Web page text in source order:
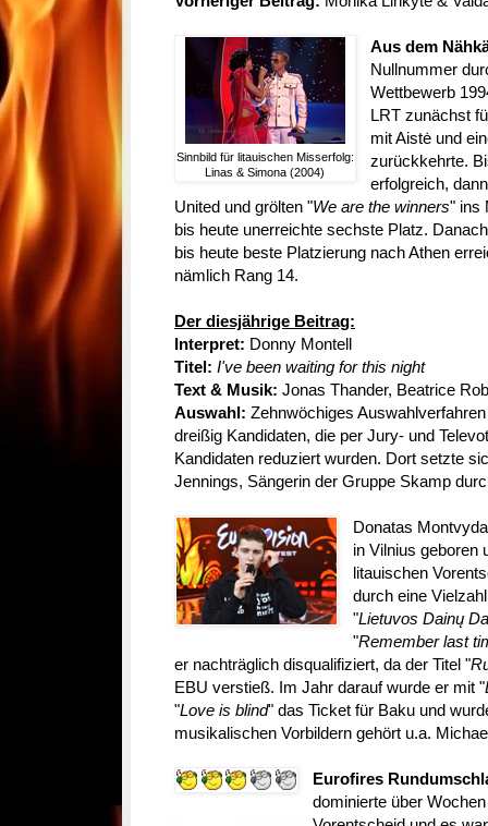
Sinnbild für litauischen Misserfolg:
Linas & Simona (2004)
Aus dem
Nullnummer
Wettbewerb
LRT zunächst
mit Aistė und
zurückkehrte.
erfolgreich,
United und grölten "We are the winners" ins
bis heute unerreichte sechste Platz.
bis heute beste Platzierung nach Athen
nämlich Rang 14.
Der diesjährige Beitrag:
Interpret: Donny Montell
Titel: I've been waiting for this night
Text & Musik: Jonas Thander, Beatrice
Auswahl: Zehnwöchiges
dreißig Kandidaten, die per Jury- und
Kandidaten reduziert wurden. Dort setzte
Jennings, Sängerin der Gruppe Skamp
Donatas
in Vilnius geboren
litauischen
durch eine
"Lietuvos Dainų
"Remember last
er nachträglich disqualifiziert, da der Titel "
EBU verstieß. Im Jahr darauf wurde er mit "
"Love is blind" das Ticket für Baku und
musikalischen Vorbildern gehört u.a.
Eurofires
dominierte über